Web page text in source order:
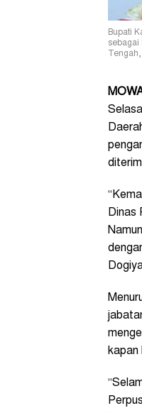
Bupati
sebagai
Dinas
kapan